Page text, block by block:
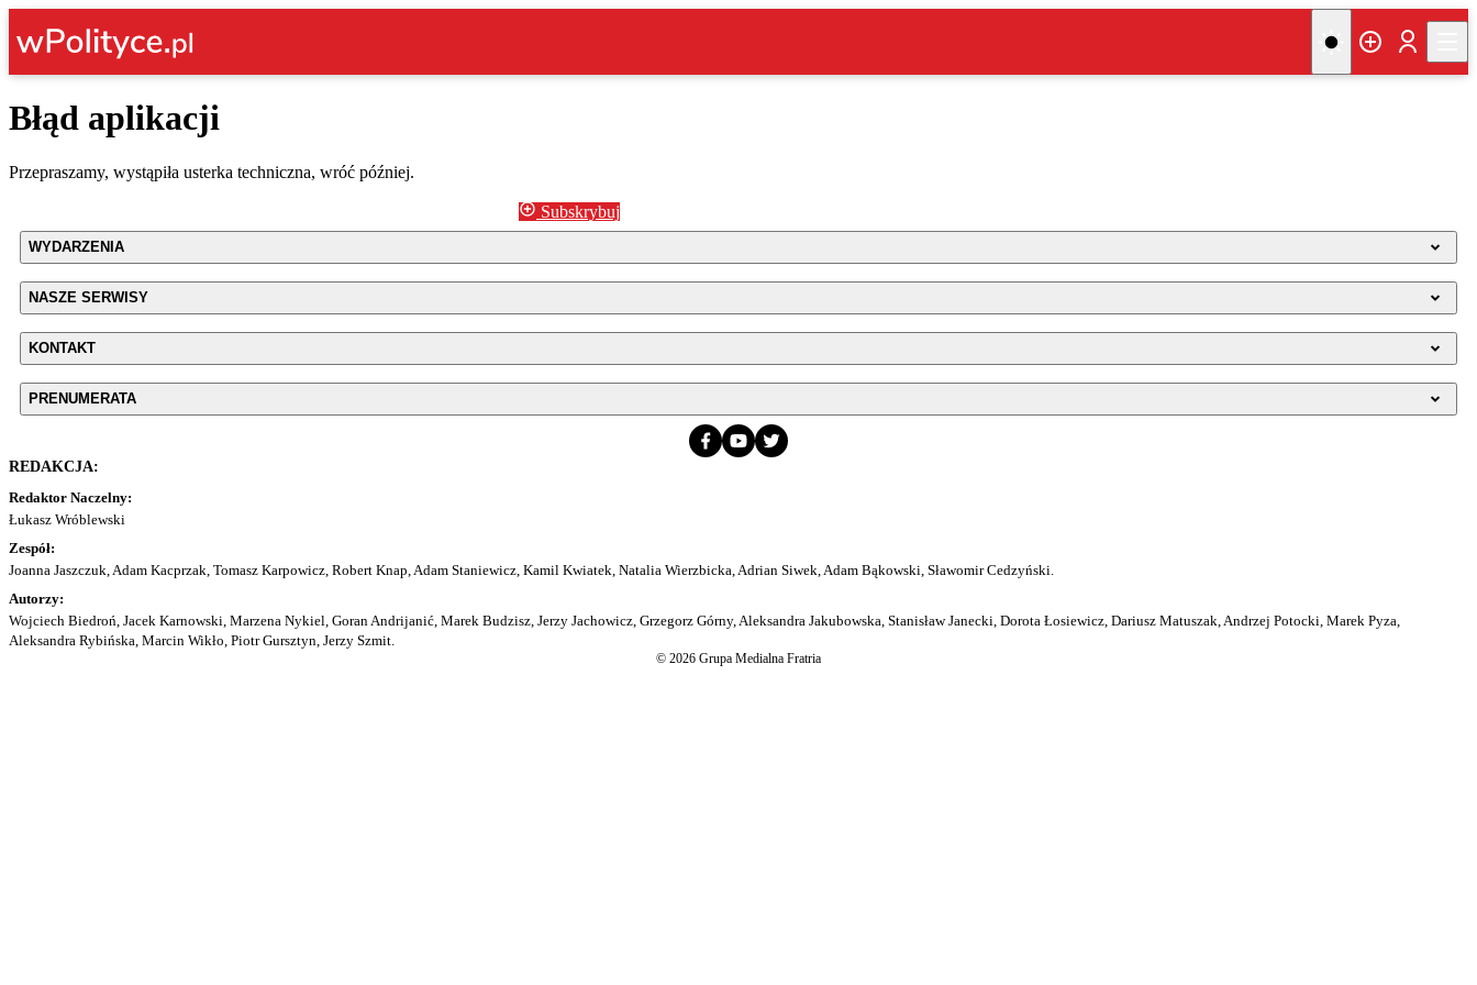
Błąd aplikacji
Przepraszamy, wystąpiła usterka techniczna, wróć później.
Subskrybuj
WYDARZENIA
NASZE SERWISY
KONTAKT
PRENUMERATA
REDAKCJA:
Redaktor Naczelny:
Łukasz Wróblewski
Zespół:
Joanna Jaszczuk, Adam Kacprzak, Tomasz Karpowicz, Robert Knap, Adam Staniewicz, Kamil Kwiatek, Natalia Wierzbicka, Adrian Siwek, Adam Bąkowski, Sławomir Cedzyński.
Autorzy:
Wojciech Biedroń, Jacek Karnowski, Marzena Nykiel, Goran Andrijanić, Marek Budzisz, Jerzy Jachowicz, Grzegorz Górny, Aleksandra Jakubowska, Stanisław Janecki, Dorota Łosiewicz, Dariusz Matuszak, Andrzej Potocki, Marek Pyza,
Aleksandra Rybińska, Marcin Wikło, Piotr Gursztyn, Jerzy Szmit.
© 2026 Grupa Medialna Fratria